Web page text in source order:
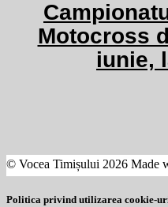
Motocross
iunie,
© Vocea Timișului 2026
Politica privind utilizarea cookie-